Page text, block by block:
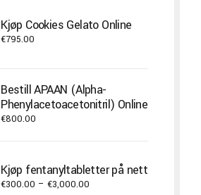
Kjøp Cookies Gelato Online
€795.00
Bestill APAAN (Alpha-
Phenylacetoacetonitril) Online
€800.00
Kjøp fentanyltabletter på nett
€300.00 – €3,000.00